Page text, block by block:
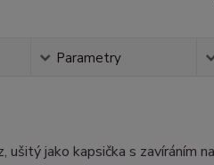
Parametry
ušitý jako kapsička s zavíráním